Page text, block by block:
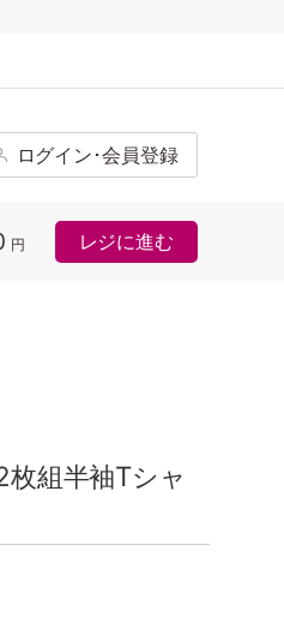
ログイン･会員登録
円 レジに進む
組半袖Tシャ